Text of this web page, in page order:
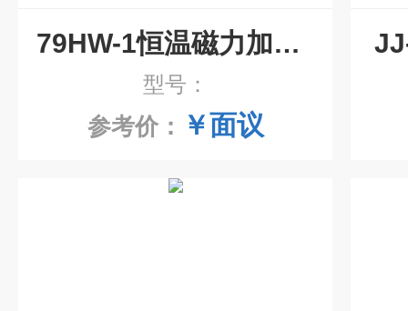
79HW-1恒温磁力加热搅拌器
型号：
参考价： ￥面议